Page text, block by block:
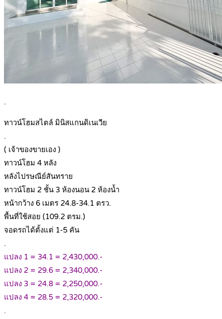
.
ทาวน์โฮมสไตล์ มินิสแกนดิเนเวีย
.
( เจ้าของขายเอง )
ทาวน์โฮม 4 หลัง
หลังไปรษณีย์สันทราย
ทาวน์โฮม 2 ชั้น 3 ห้องนอน 2 ห้องน้ำ
หน้ากว้าง 6 เมตร 24.8-34.1 ตรว.
พื้นที่ใช้สอย (109.2 ตรม.)
จอดรถได้ตั้งแต่ 1-5 คัน
.
แปลง 1 = 34.1 = 2,430,000.-
แปลง 2 = 29.6 = 2,340,000.-
แปลง 3 = 24.8 = 2,250,000.-
แปลง 4 = 28.5 = 2,320,000.-
.